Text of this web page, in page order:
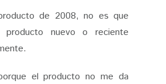
de 2008, no es que
producto nuevo o reciente
el producto no me da